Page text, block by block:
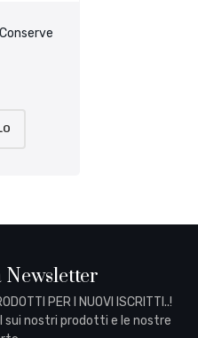
PER I NUOVI ISCRITTI..!
sui nostri prodotti e le nostre